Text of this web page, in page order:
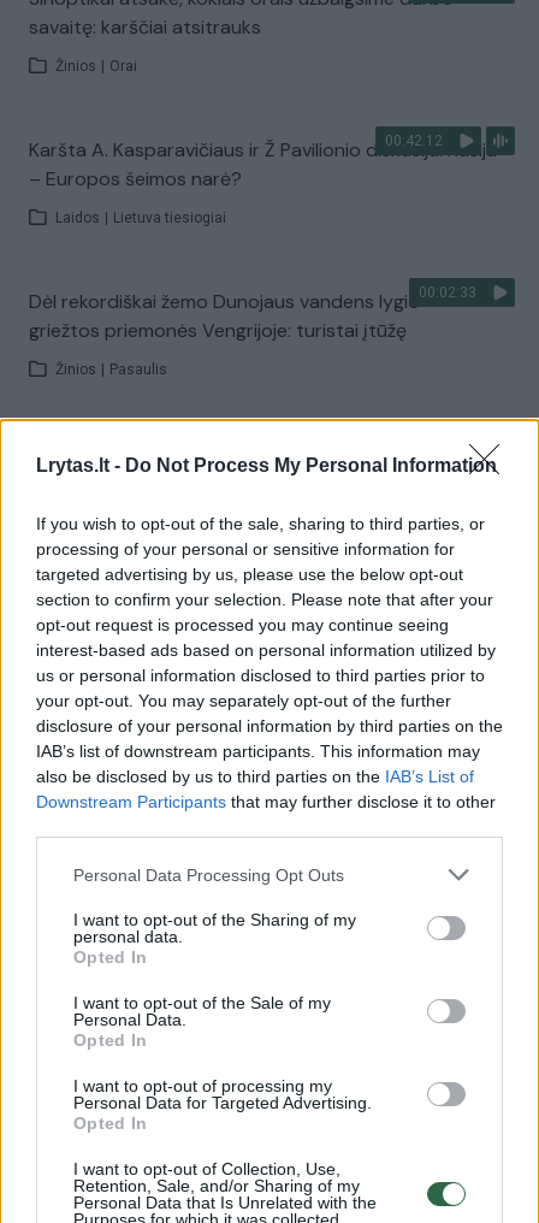
Lrytas.lt - Do Not Process My Personal Information
If you wish to opt-out of the sale, sharing to third parties, or
processing of your personal or sensitive information for
targeted advertising by us, please use the below opt-out
section to confirm your selection. Please note that after your
opt-out request is processed you may continue seeing
interest-based ads based on personal information utilized by
us or personal information disclosed to third parties prior to
your opt-out. You may separately opt-out of the further
disclosure of your personal information by third parties on the
IAB’s list of downstream participants. This information may
also be disclosed by us to third parties on the IAB’s List of
Downstream Participants that may further disclose it to other
Personal Data Processing Opt Outs
I want to opt-out of the Sharing of my
personal data.
Opted In
I want to opt-out of the Sale of my
Personal Data.
Opted In
I want to opt-out of processing my
Personal Data for Targeted Advertising.
Opted In
I want to opt-out of Collection, Use,
Retention, Sale, and/or Sharing of my
Personal Data that Is Unrelated with the
savaitę: karščiai atsitrauks
Žinios Orai
00:42:12
Karšta A. Kasparavičiaus ir Ž Pavilionio diskusija: Rusija
– Europos šeimos narė?
Laidos Lietuva tiesiogiai
00:02:33
Dėl rekordiškai žemo Dunojaus vandens lygio –
griežtos priemonės Vengrijoje: turistai įtūžę
Žinios Pasaulis
00:04:00
Kuprines pasvėrę specialistai įspėja apie pavojingą
įprotį: tą daro daugiau nei pusė pradinukų
Žinios | Lietuvos diena
Visi įrašai
Žiūrimiausi įrašai
00:00:30
Vaizdai iš tragiškos avarijos Vilniaus r.: dviejų moterų ir
vaiko gyvybių išgelbėti nepavyko
Žinios | Lietuvos diena
00:00:57
Savaitės vidurys nusimato karštas: temperatūra kils iki
Žinios | Orai
00:00:59
Nufilmavo, kaip patvino Vilniaus Vakarinis aplinkkelis:
vaizdas pribloškia
Žinios | Lietuvos diena